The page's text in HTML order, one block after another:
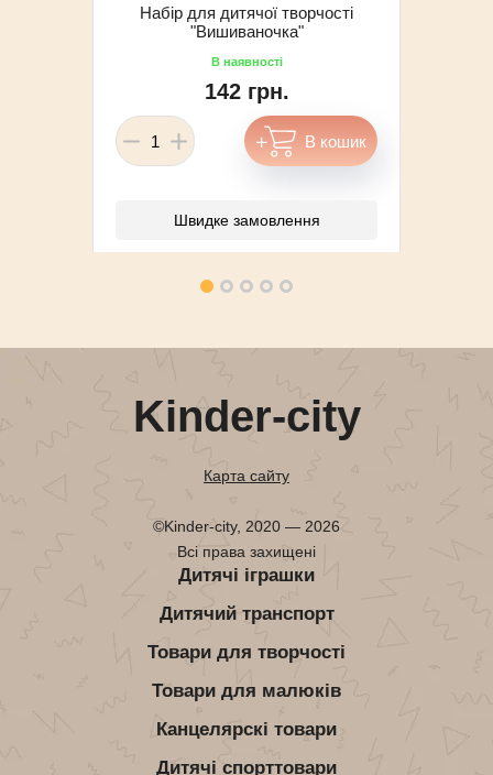
Набір для дитячої творчості
"Вишиваночка"
142 грн.
Швидке замовлення
Kinder-city
Карта сайту
©Kinder-city, 2020 — 2026
Всі права захищені
Дитячі іграшки
Дитячий транспорт
Товари для творчості
Товари для малюків
Канцелярскі товари
Дитячі спорттовари